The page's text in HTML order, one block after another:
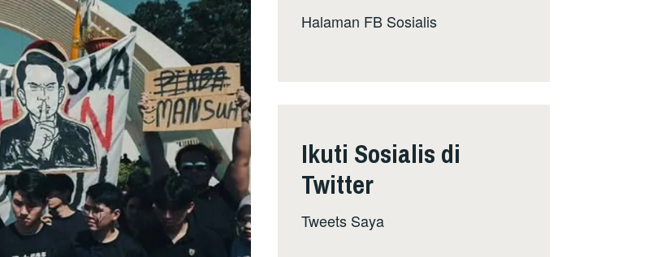
Halaman FB Sosialis
Ikuti Sosialis di
Twitter
Tweets Saya